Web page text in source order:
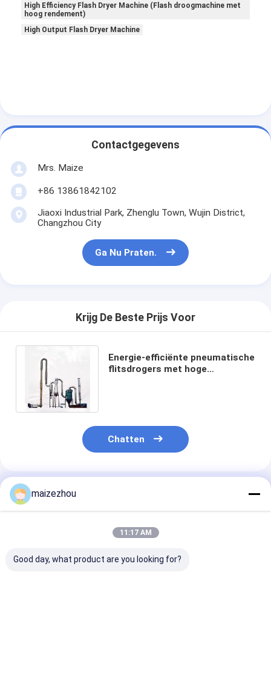
High Efficiency Flash Dryer Machine (Flash droogmachine met
hoog rendement)
High Output Flash Dryer Machine
Contactgegevens
Mrs. Maize
+86 13861842102
Jiaoxi Industrial Park, Zhenglu Town, Wujin District,
Changzhou City
Ga Nu Praten.
Krijg De Beste Prijs Voor
Energie-efficiënte pneumatische
flitsdrogers met hoge
Chatten
Geadviseerde Producten
maizezhou
11:17 AM
Good day, what product are you looking for?